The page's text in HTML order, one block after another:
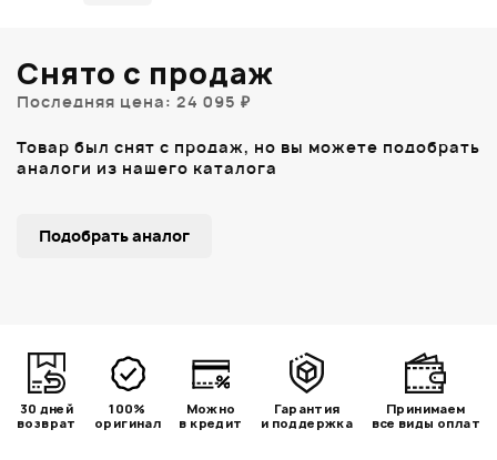
Снято с продаж
Последняя цена: 24 095 ₽
Товар был снят с продаж, но вы можете подобрать
аналоги из нашего каталога
Подобрать аналог
30 дней
возврат
100%
оригинал
Можно
в кредит
Гарантия
и поддержка
Принимаем
все виды оплат